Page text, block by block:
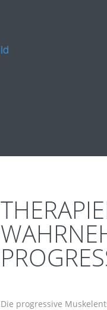
Die progressive